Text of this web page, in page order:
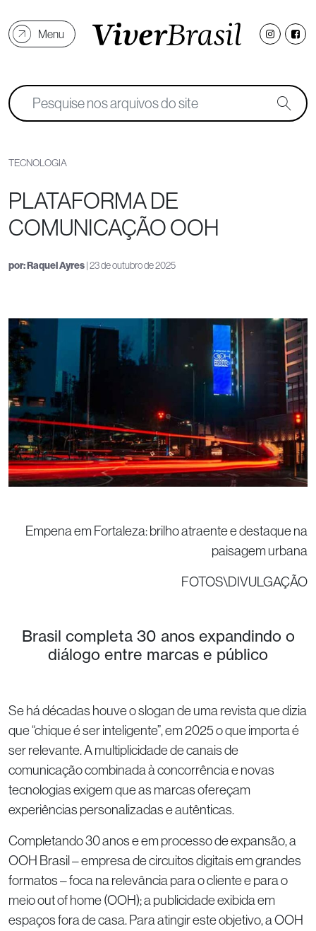
Menu
TECNOLOGIA
PLATAFORMA DE
COMUNICAÇÃO OOH
por:Raquel Ayres| 23 de outubro de 2025
Empena em Fortaleza: brilho atraente e destaque na
paisagem urbana
FOTOS\DIVULGAÇÃO
Brasil completa 30 anos expandindo o
diálogo entre marcas e público
Se há décadas houve o slogan de uma revista que dizia
que “chique é ser inteligente”, em 2025 o que importa é
ser relevante. A multiplicidade de canais de
comunicação combinada à concorrência e novas
tecnologias exigem que as marcas ofereçam
experiências personalizadas e autênticas.
Completando 30 anos e em processo de expansão, a
OOH Brasil – empresa de circuitos digitais em grandes
formatos – foca na relevância para o cliente e para o
meio out of home (OOH); a publicidade exibida em
espaços fora de casa. Para atingir este objetivo, a OOH